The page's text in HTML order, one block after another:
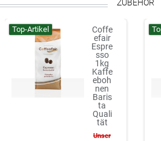
ZUBEHÖR
Top-Artikel
Coffe
efair
Espre
sso
1kg
Kaffe
eboh
nen
Baris
ta
Quali
tät
Unser